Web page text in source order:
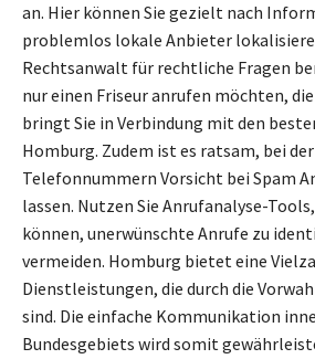
an. Hier können Sie gezielt nach
problemlos lokale Anbieter
Rechtsanwalt für rechtliche Fragen
nur einen Friseur anrufen möchten,
bringt Sie in Verbindung mit den
Homburg. Zudem ist es ratsam, bei der
Telefonnummern Vorsicht bei Spam
lassen. Nutzen Sie Anrufanalyse-
können, unerwünschte Anrufe zu
vermeiden. Homburg bietet eine
Dienstleistungen, die durch die
sind. Die einfache Kommunikation
Bundesgebiets wird somit